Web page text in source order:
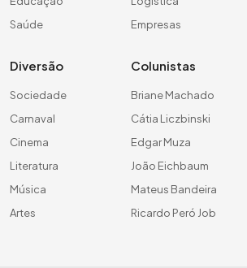
Saúde
Empresas
Diversão
Sociedade
Carnaval
Cinema
Literatura
Música
Artes
Colunistas
Briane Machado
Cátia Liczbinski
Edgar Muza
João Eichbaum
Mateus Bandeira
Ricardo Peró Job